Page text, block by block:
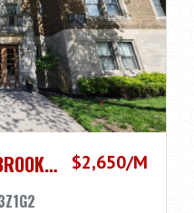
#21 - 4623 RUE SHERBROOKE O. $2,650/M